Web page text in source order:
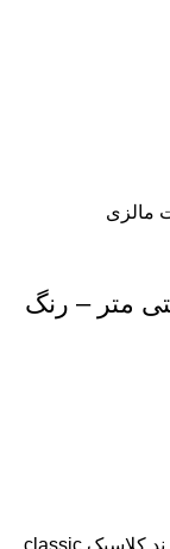
شمع قلمی 20 سانتی متر – رنگ